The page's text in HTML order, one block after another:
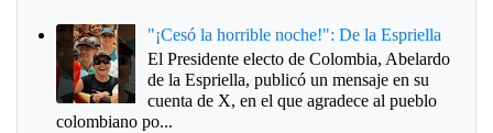
"¡Cesó la horrible noche!": De la Espriella
El Presidente electo de Colombia, Abelardo
de la Espriella, publicó un mensaje en su
cuenta de X, en el que agradece al pueblo
colombiano po...